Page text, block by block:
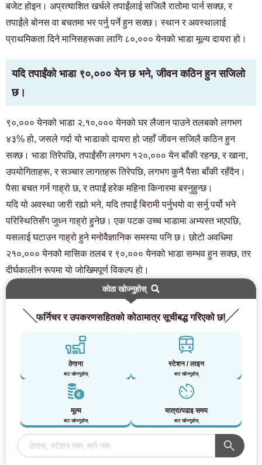
बजेट होइन। अप्रत्याशित खर्चले तपाईंलाई सजिलै रातोमा पार्न सक्छ, र
तपाईंले बोनस वा बचतमा भर पर्नु पर्ने हुन सक्छ। स्थान र अवस्थालाई
प्राथमिकता दिने मानिसहरूका लागि ८०,००० येनको भाडा मूल्य दायरा हो।
यदि तपाईंको भाडा ९०,००० येन छ भने, जीवन कठिन हुन सजिलो
छ।
९०,००० येनको भाडा २,१०,००० येनको घर लैजान पाउने तलबको लगभग
४३% हो, जसले गर्दा यो भाडाको दायरा हो जहाँ जीवन सजिलै कठिन हुन
सक्छ। भाडा तिरेपछि, तपाईंसँग लगभग १२०,००० येन बाँकी रहन्छ, र खाना,
उपयोगिताहरू, र सञ्चार लागतहरू तिरेपछि, लगभग कुनै पैसा बाँकी रहँदैन।
पैसा बचत गर्न गाह्रो छ, र तपाईं हरेक महिना किनारमा बस्नुहुन्छ।
यदि यो अवस्था जारी रह्यो भने, यदि तपाईं बिरामी पर्नुभयो वा सर्नु पर्यो भने
परिस्थितिसँग जुध्न गाह्रो हुनेछ। एक पटक उच्च भाडामा अभ्यस्त भएपछि,
यसलाई घटाउन गाह्रो हुने मनोवैज्ञानिक समस्या पनि छ। छोटो अवधिमा
२१०,००० येनको मासिक तलब र ९०,००० येनको भाडा सम्भव हुन सक्छ, तर
दीर्घकालीन रूपमा यो जोखिमपूर्ण विकल्प हो।
कोठा खोज्नुहोस्
फर्निचर र उपकरणसहितको कोठामात्र सूचीबद्ध गरिएको छ!
ठेगाना
बाट खोज्नुहोस्
स्टेशन / लाइन
बाट खोज्नुहोस्
मूल्य
बाट खोज्नुहोस्
यात्रा/पढाइ समय
बाट खोज्नुहोस्